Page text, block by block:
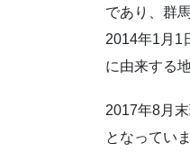
であり、群
2014年1月1
に由来する
2017年8月
となってい